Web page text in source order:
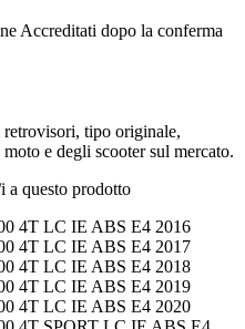
Accreditati dopo la conferma
tipo originale,
e degli scooter sul mercato.
a questo prodotto
4T LC IE ABS E4 2016
4T LC IE ABS E4 2017
4T LC IE ABS E4 2018
4T LC IE ABS E4 2019
4T LC IE ABS E4 2020